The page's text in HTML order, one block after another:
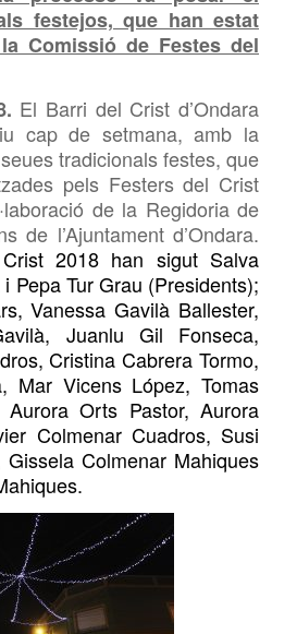
festejos, que han estat
Comissió de Festes del
El Barri del Crist d’Ondara
cap de setmana, amb la
tradicionals festes, que
pels Festers del Crist
de la Regidoria de
de l’Ajuntament d’Ondara.
2018 han sigut Salva
i Pepa Tur Grau (Presidents);
Vanessa Gavilà Ballester,
Juanlu Gil Fonseca,
Cristina Cabrera Tormo,
Mar Vicens López, Tomas
Aurora Orts Pastor, Aurora
Colmenar Cuadros, Susi
Colmenar Mahiques